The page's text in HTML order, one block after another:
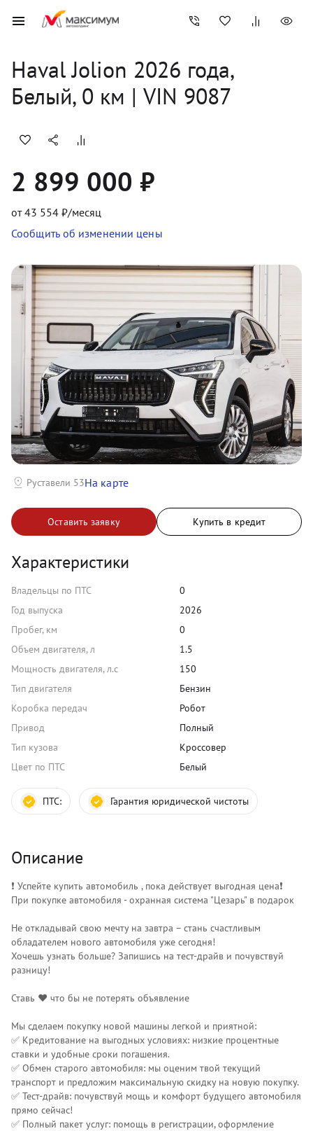
Haval Jolion 2026
года,
Белый, 0 км | VIN 9087
2 899 000 ₽
от43 554 ₽/месяц
Сообщить об изменении цены
Оставить заявку Купить в кредит
Характеристики
Владельцы по ПТС
0
Год выпуска
2026
Пробег, км
0
Объем двигателя, л
1.5
Мощность двигателя, л.с
150
Тип двигателя
Бензин
Коробка передач
Робот
Привод
Полный
Тип кузова
Кроссовер
Цвет по ПТС
Белый
ПТС: Гарантия юридической чистоты
Описание
❗️ Успейте купить автомобиль , пока действует выгодная цена❗️
При покупке автомобиля - охранная система "Цезарь" в подарок
Не откладывай свою мечту на завтра – стань счастливым
обладателем нового автомобиля уже сегодня!
Хочешь узнать больше? Запишись на тест-драйв и почувствуй
разницу!
Ставь ❤️ что бы не потерять объявление
Мы сделаем покупку новой машины легкой и приятной:
✅ Кредитование на выгодных условиях: низкие процентные
ставки и удобные сроки погашения.
✅ Обмен старого автомобиля: мы оценим твой текущий
транспорт и предложим максимальную скидку на новую покупку.
✅ Тест-драйв: почувствуй мощь и комфорт будущего автомобиля
прямо сейчас!
✅ Полный пакет услуг: помощь в регистрации, оформление
Руставели 53На карте